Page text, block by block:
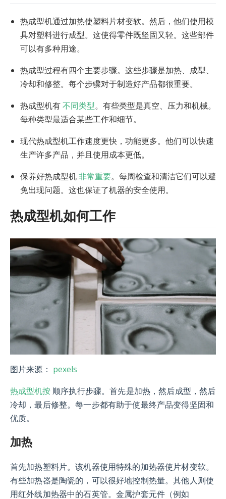
热成型机通过加热使塑料片材变软。然后，他们使用模
具对塑料进行成型。这使得零件既坚固又轻。这些部件
可以有多种用途。
热成型过程有四个主要步骤。这些步骤是加热、成型、
冷却和修整。每个步骤对于制造好产品都很重要。
热成型机有不同类型。有些类型是真空、压力和机械。
每种类型最适合某些工作和细节。
现代热成型机工作速度更快，功能更多。他们可以快速
生产许多产品，并且使用成本更低。
保养好热成型机非常重要。每周检查和清洁它们可以避
免出现问题。这也保证了机器的安全使用。
热成型机如何工作
图片来源： pexels
热成型机按 顺序执行步骤。首先是加热，然后成型，然后
冷却，最后修整。每一步都有助于使最终产品变得坚固和
优质。
加热
首先加热塑料片。该机器使用特殊的加热器使片材变软。
有些加热器是陶瓷的，可以很好地控制热量。其他人则使
用红外线加热器中的石英管。金属护套元件（例如